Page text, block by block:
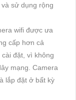
sử dụng rộng
wifi được ưa
cấp hơn cả
đặt, vì không
mạng. Camera
lắp đặt ở bất kỳ